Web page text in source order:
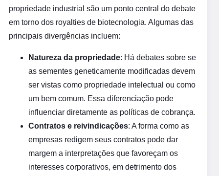
propriedade industrial são um ponto central do debate
em torno dos royalties de biotecnologia. Algumas das
principais divergências incluem:
Natureza da propriedade: Há debates sobre se
as sementes geneticamente modificadas devem
ser vistas como propriedade intelectual ou como
um bem comum. Essa diferenciação pode
influenciar diretamente as políticas de cobrança.
Contratos e reivindicações: A forma como as
empresas redigem seus contratos pode dar
margem a interpretações que favoreçam os
interesses corporativos, em detrimento dos